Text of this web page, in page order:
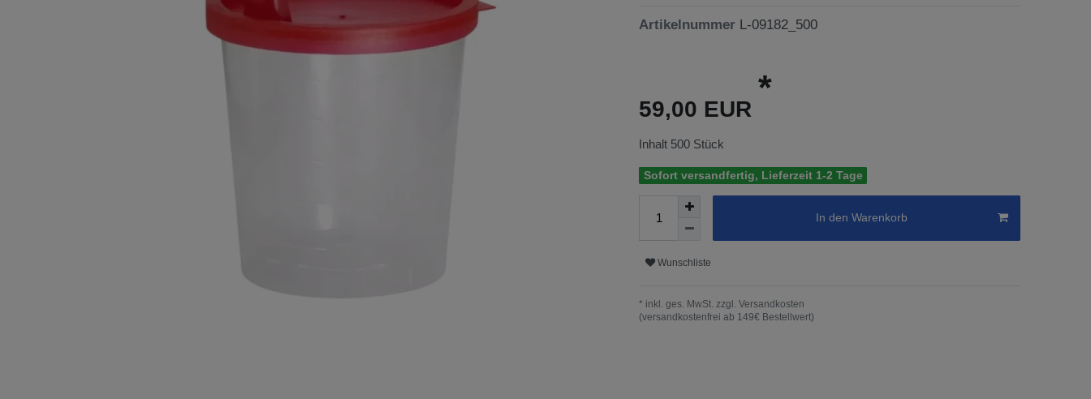
Artikelnummer L-09182_500
59,00 EUR
*
Inhalt 500 Stück
Sofort versandfertig, Lieferzeit 1-2 Tage
In den Warenkorb
Wunschliste
* inkl. ges. MwSt. zzgl. Versandkosten
(versandkostenfrei ab 149€ Bestellwert)